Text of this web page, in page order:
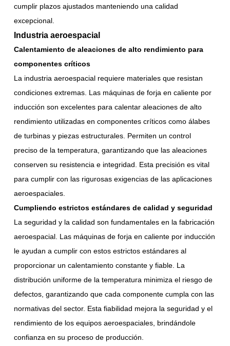
cumplir plazos ajustados manteniendo una calidad
excepcional.
Industria aeroespacial
Calentamiento de aleaciones de alto rendimiento para
componentes críticos
La industria aeroespacial requiere materiales que resistan
condiciones extremas. Las máquinas de forja en caliente por
inducción son excelentes para calentar aleaciones de alto
rendimiento utilizadas en componentes críticos como álabes
de turbinas y piezas estructurales. Permiten un control
preciso de la temperatura, garantizando que las aleaciones
conserven su resistencia e integridad. Esta precisión es vital
para cumplir con las rigurosas exigencias de las aplicaciones
aeroespaciales.
Cumpliendo estrictos estándares de calidad y seguridad
La seguridad y la calidad son fundamentales en la fabricación
aeroespacial. Las máquinas de forja en caliente por inducción
le ayudan a cumplir con estos estrictos estándares al
proporcionar un calentamiento constante y fiable. La
distribución uniforme de la temperatura minimiza el riesgo de
defectos, garantizando que cada componente cumpla con las
normativas del sector. Esta fiabilidad mejora la seguridad y el
rendimiento de los equipos aeroespaciales, brindándole
confianza en su proceso de producción.